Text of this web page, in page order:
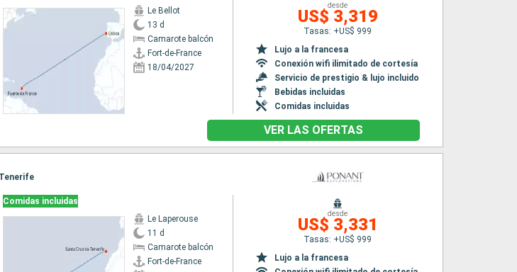
Le Bellot
13 d
Camarote balcón
Fort-de-France
18/04/2027
desde
US$ 3,319
Tasas: +US$ 999
Lujo a la francesa
Conexión wifi ilimitado de cortesía
Servicio de prestigio & lujo incluido
Bebidas incluidas
Comidas incluidas
VER LAS OFERTAS
Comidas incluidas
Le Laperouse
11 d
Camarote balcón
Fort-de-France
desde
US$ 3,331
Tasas: +US$ 999
Lujo a la francesa